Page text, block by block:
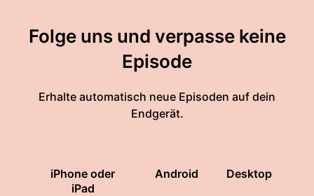
Folge uns und verpasse keine
Episode
Erhalte automatisch neue Episoden auf dein
Endgerät.
iPhone oder
iPad
Android Desktop